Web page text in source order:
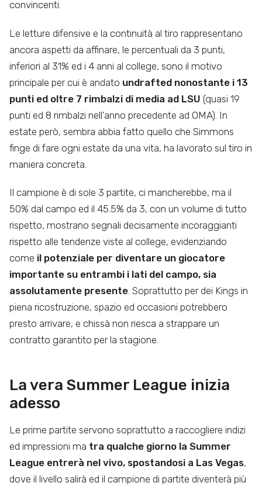
convincenti.
Le letture difensive e la continuità al tiro rappresentano
ancora aspetti da affinare, le percentuali da 3 punti,
inferiori al 31% ed i 4 anni al college, sono il motivo
principale per cui è andato undrafted nonostante i 13
punti ed oltre 7 rimbalzi di media ad LSU (quasi 19
punti ed 8 rimbalzi nell’anno precedente ad OMA). In
estate però, sembra abbia fatto quello che Simmons
finge di fare ogni estate da una vita, ha lavorato sul tiro in
maniera concreta.
Il campione è di sole 3 partite, ci mancherebbe, ma il
50% dal campo ed il 45.5% da 3, con un volume di tutto
rispetto, mostrano segnali decisamente incoraggianti
rispetto alle tendenze viste al college, evidenziando
come il potenziale per diventare un giocatore
importante su entrambi i lati del campo, sia
assolutamente presente. Soprattutto per dei Kings in
piena ricostruzione, spazio ed occasioni potrebbero
presto arrivare, e chissà non riesca a strappare un
contratto garantito per la stagione.
La vera Summer League inizia
adesso
Le prime partite servono soprattutto a raccogliere indizi
ed impressioni ma tra qualche giorno la Summer
League entrerà nel vivo, spostandosi a Las Vegas,
dove il livello salirà ed il campione di partite diventerà più